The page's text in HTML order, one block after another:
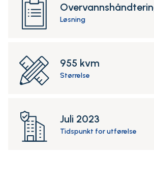
Løsning
955 kvm
Størrelse
Juli 2023
Tidspunkt for utførelse